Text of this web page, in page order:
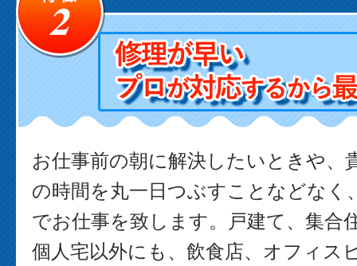
お仕事前の朝に解決したいときや、
の時間を丸一日つぶすことなどなく
でお仕事を致します。戸建て、集合
個人宅以外にも、飲食店、オフィス